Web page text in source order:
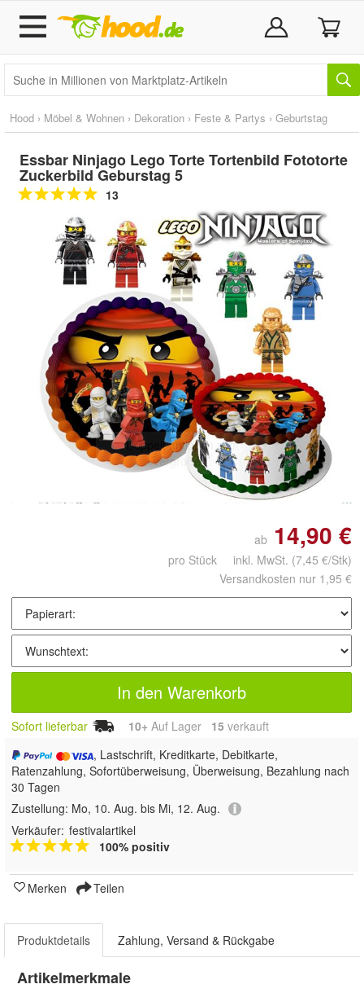
Hood › Möbel & Wohnen › Dekoration › Feste & Partys › Geburtstag
Essbar Ninjago Lego Torte Tortenbild Fototorte
Zuckerbild Geburstag 5
13
Doppelt antippen zum
vergrößern
ab 14,90 €
pro Stück inkl. MwSt. (7,45 €/Stk)
Versandkosten nur 1,95 €
In den Warenkorb
Sofort lieferbar 10+ Auf Lager 15 verkauft
, Lastschrift, Kreditkarte, Debitkarte,
Ratenzahlung, Sofortüberweisung, Überweisung, Bezahlung nach
30 Tagen
Zustellung: Mo, 10. Aug. bis Mi, 12. Aug.
Verkäufer: festivalartikel
100% positiv
Merken Teilen
Produktdetails Zahlung, Versand & Rückgabe
Artikelmerkmale